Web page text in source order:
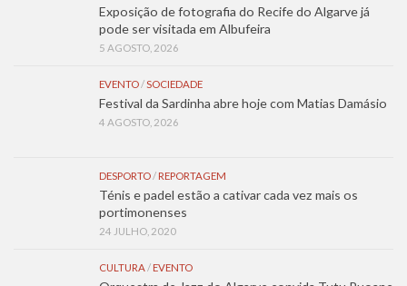
Exposição de fotografia do Recife do Algarve já
pode ser visitada em Albufeira
5 AGOSTO, 2026
EVENTO/SOCIEDADE
Festival da Sardinha abre hoje com Matias Damásio
4 AGOSTO, 2026
DESPORTO/ REPORTAGEM
Ténis e padel estão a cativar cada vez mais os
portimonenses
24 JULHO, 2020
CULTURA/ EVENTO